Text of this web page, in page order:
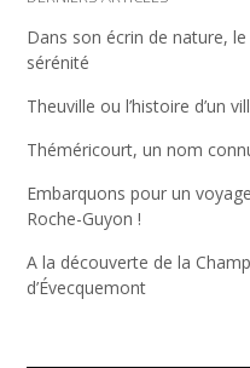
Dans son écrin de nature,
sérénité
Theuville ou l’histoire d’un
Théméricourt, un nom
Embarquons pour un
Roche-Guyon !
A la découverte de la
d’Évecquemont